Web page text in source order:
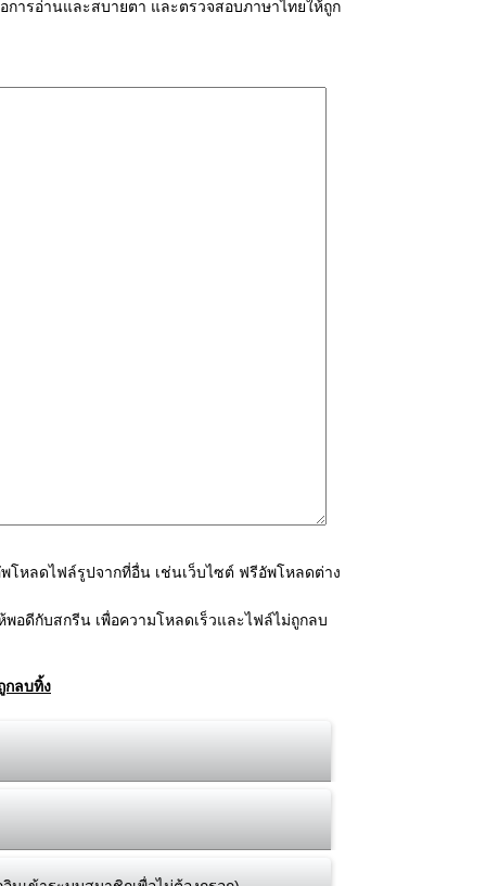
การอ่านและสบายตา และตรวจสอบภาษาไทยให้ถูก
โหลดไฟล์รูปจากที่อื่น เช่นเว็บไซต์ ฟรีอัพโหลดต่าง
อดีกับสกรีน เพื่อความโหลดเร็วและไฟล์ไม่ถูกลบ
กลบทิ้ง